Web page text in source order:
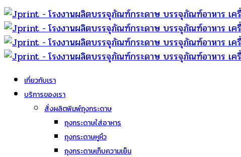
เกี่ยวกับเรา
บริการของเรา
สั่งผลิตพิมพ์ถุงกระดาษ
ถุงกระดาษใส่อาหาร
ถุงกระดาษหูหิ้ว
ถุงกระดาษเก็บความเย็น